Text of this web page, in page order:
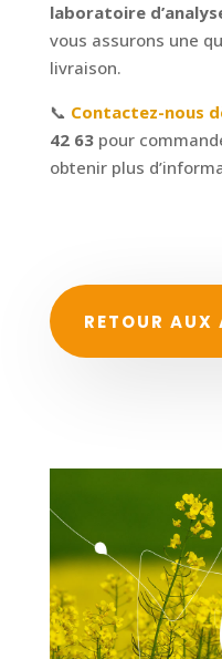
laboratoire
vous assurons une
livraison.
📞 Contactez-nous
42 63pour
obtenir plus
RETOUR